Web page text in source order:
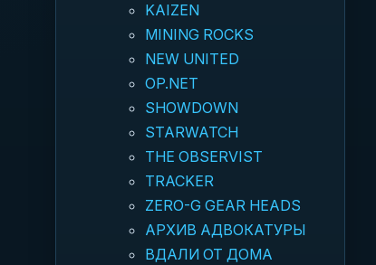
KAIZEN
MINING ROCKS
NEW UNITED
OP.NET
SHOWDOWN
STARWATCH
THE OBSERVIST
TRACKER
ZERO-G GEAR HEADS
АРХИВ АДВОКАТУРЫ
ВДАЛИ ОТ ДОМА